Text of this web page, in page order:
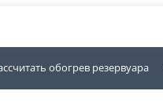
обогрев резервуара